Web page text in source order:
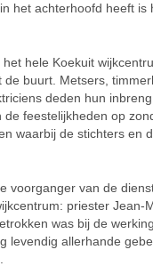
het achterhoofd heeft is
hele Koekuit
buurt. Metsers,
deden hun
de feestelijkheden op
waarbij de stichters en
voorganger van de
priester Jean-
was bij de
levendig allerhande